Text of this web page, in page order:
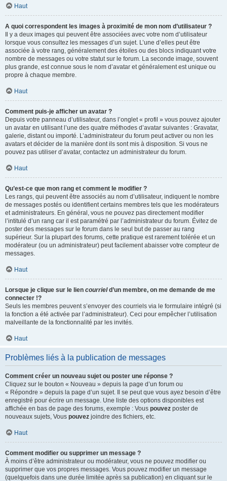
Haut
A quoi correspondent les images à proximité de mon nom d’utilisateur ?
Il y a deux images qui peuvent être associées avec votre nom d’utilisateur
lorsque vous consultez les messages d’un sujet. L’une d’elles peut être
associée à votre rang, généralement des étoiles ou des blocs indiquant votre
nombre de messages ou votre statut sur le forum. La seconde image, souvent
plus grande, est connue sous le nom d’avatar et généralement est unique ou
propre à chaque membre.
Haut
Comment puis-je afficher un avatar ?
Depuis votre panneau d’utilisateur, dans l’onglet « profil » vous pouvez ajouter
un avatar en utilisant l’une des quatre méthodes d’avatar suivantes : Gravatar,
galerie, distant ou importé. L’administrateur du forum peut activer ou non les
avatars et décider de la manière dont ils sont mis à disposition. Si vous ne
pouvez pas utiliser d’avatar, contactez un administrateur du forum.
Haut
Qu’est-ce que mon rang et comment le modifier ?
Les rangs, qui peuvent être associés au nom d’utilisateur, indiquent le nombre
de messages postés ou identifient certains membres tels que les modérateurs
et administrateurs. En général, vous ne pouvez pas directement modifier
l’intitulé d’un rang car il est paramétré par l’administrateur du forum. Évitez de
poster des messages sur le forum dans le seul but de passer au rang
supérieur. Sur la plupart des forums, cette pratique est rarement tolérée et un
modérateur (ou un administrateur) peut facilement abaisser votre compteur de
messages.
Haut
Lorsque je clique sur le lien courrield’un membre, on me demande de me
connecter !?
Seuls les membres peuvent s’envoyer des courriels via le formulaire intégré (si
la fonction a été activée par l’administrateur). Ceci pour empêcher l’utilisation
malveillante de la fonctionnalité par les invités.
Haut
Problèmes liés à la publication de messages
Comment créer un nouveau sujet ou poster une réponse ?
Cliquez sur le bouton « Nouveau » depuis la page d’un forum ou
« Répondre » depuis la page d’un sujet. Il se peut que vous ayez besoin d’être
enregistré pour écrire un message. Une liste des options disponibles est
affichée en bas de page des forums, exemple : Vous pouvez poster de
nouveaux sujets, Vous pouvez joindre des fichiers, etc.
Haut
Comment modifier ou supprimer un message ?
À moins d’être administrateur ou modérateur, vous ne pouvez modifier ou
supprimer que vos propres messages. Vous pouvez modifier un message
(quelquefois dans une durée limitée après sa publication) en cliquant sur le